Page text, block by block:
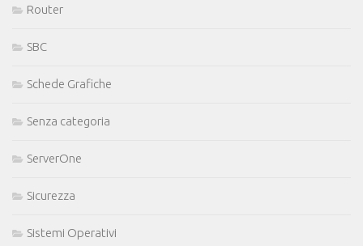
Router
SBC
Schede Grafiche
Senza categoria
ServerOne
Sicurezza
Sistemi Operativi